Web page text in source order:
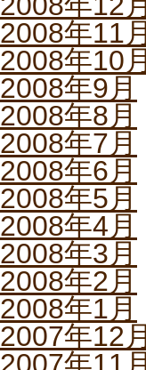
2008年11月
2008年10月
2008年9月
2008年8月
2008年7月
2008年6月
2008年5月
2008年4月
2008年3月
2008年2月
2008年1月
2007年12月